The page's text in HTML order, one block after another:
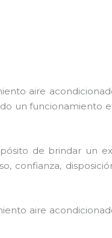
aire
un funcionamiento
de brindar un
confianza,
aire